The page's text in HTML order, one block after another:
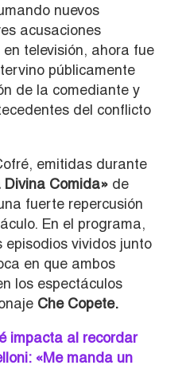
nuevos
acusaciones
televisión, ahora fue
públicamente
de la comediante y
del conflicto
emitidas durante
Divina Comida» de
fuerte repercusión
En el programa,
vividos junto
en que ambos
los espectáculos
Che Copete.
impacta al recordar
«Me manda un